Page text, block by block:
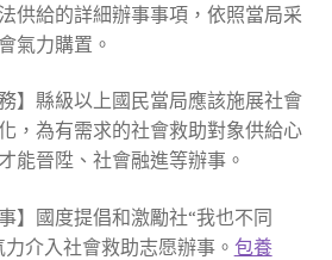
供給的詳細辦事事項，依照當局采
氣力購置。
】縣級以上國民當局應該施展社會
，為有需求的社會救助對象供給心
能晉陞、社會融進等辦事。
】國度提倡和激勵社“我也不同
力介入社會救助志愿辦事。 包養